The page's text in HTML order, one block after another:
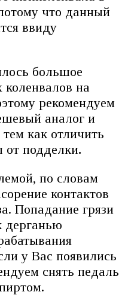
что данный
ввиду
большое
на
рекомендуем
аналог и
как отличить
от подделки.
по словам
контактов
Попадание грязи
дерганью
у Вас появились
снять педаль